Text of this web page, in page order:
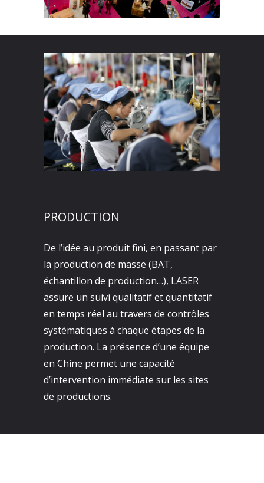
PRODUCTION
De l’idée au produit fini, en passant par
la production de masse (BAT,
échantillon de production…), LASER
assure un suivi qualitatif et quantitatif
en temps réel au travers de contrôles
systématiques à chaque étapes de la
production. La présence d’une équipe
en Chine permet une capacité
d’intervention immédiate sur les sites
de productions.